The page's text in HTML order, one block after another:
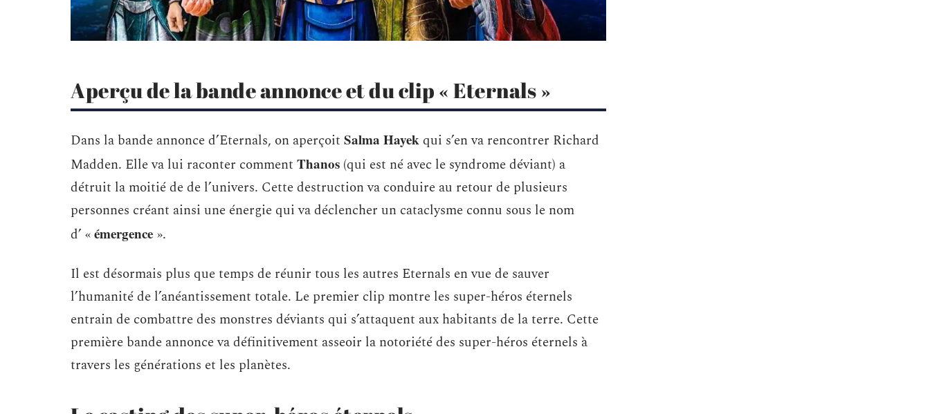
Aperçu de la bande annonce et du clip « Eternals »
Dans la bande annonce d’Eternals, on aperçoit Salma Hayek qui s’en va rencontrer Richard
Madden. Elle va lui raconter comment Thanos (qui est né avec le syndrome déviant) a
détruit la moitié de de l’univers. Cette destruction va conduire au retour de plusieurs
personnes créant ainsi une énergie qui va déclencher un cataclysme connu sous le nom
d’ «émergence ».
Il est désormais plus que temps de réunir tous les autres Eternals en vue de sauver
l’humanité de l’anéantissement totale. Le premier clip montre les super-héros éternels
entrain de combattre des monstres déviants qui s’attaquent aux habitants de la terre. Cette
première bande annonce va définitivement asseoir la notoriété des super-héros éternels à
travers les générations et les planètes.